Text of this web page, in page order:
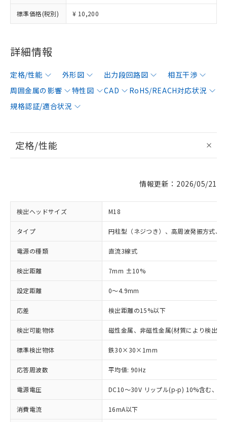
標準価格(税別) ¥ 10,200
詳細情報
定格/性能 外形図 出力段回路図
相互干渉
周囲金属の影響
特性図 CAD
RoHS/REACH対応状況
規格認証/適合状況
定格/性能
情報更新：2026/05/21
検出ヘッドサイズ M18
タイプ 円柱型（ネジつき）、高周波発振方式、
電源の種類 直流3線式
検出距離 7mm ±10%
設定距離 0～4.9mm
応差 検出距離の15%以下
検出可能物体 磁性金属、非磁性金属(材質により検出距
標準検出物体 鉄30×30×1mm
応答周波数 平均値: 90Hz
電源電圧 DC10～30V リップル(p-p) 10%含む、
消費電流 16mA以下